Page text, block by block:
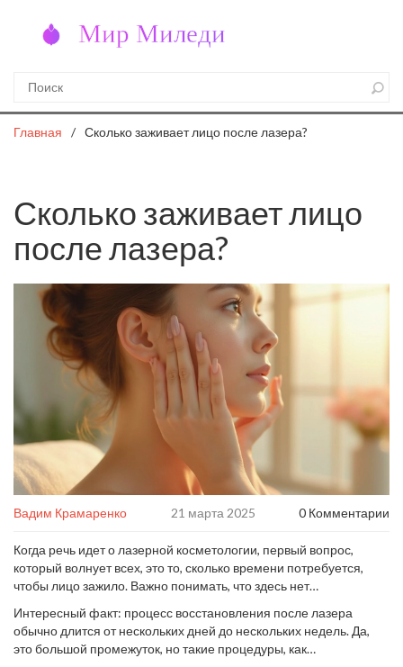
Главная Сколько заживает лицо после лазера?
Сколько заживает лицо
после лазера?
Вадим Крамаренко 21 марта 2025 0 Комментарии
Когда речь идет о лазерной косметологии, первый вопрос,
который волнует всех, это то, сколько времени потребуется,
чтобы лицо зажило. Важно понимать, что здесь нет
состояния вашей кожи и личных особенностей организма.
Интересный факт: процесс восстановления после лазера
обычно длится от нескольких дней до нескольких недель. Да,
это большой промежуток, но такие процедуры, как